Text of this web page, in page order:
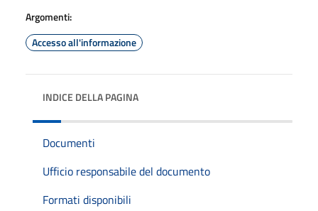
Argomenti:
Accesso all'informazione
INDICE DELLA PAGINA
Documenti
Ufficio responsabile del documento
Formati disponibili